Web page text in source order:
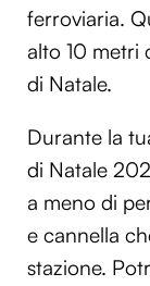
ferroviaria.
alto 10 metri
di Natale.
Durante la
di Natale
a meno di
e cannella
stazione.